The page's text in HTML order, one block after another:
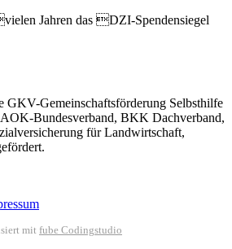
Jahren das DZI-Spendensiegel
GKV-Gemeinschaftsförderung Selbsthilfe
Bundesverband, BKK Dachverband,
für Landwirtschaft,
mit fube Codingstudio